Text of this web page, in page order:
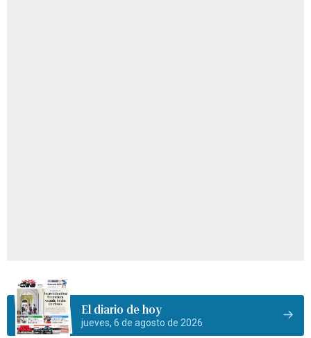
El diario de hoy
jueves, 6 de agosto de 2026